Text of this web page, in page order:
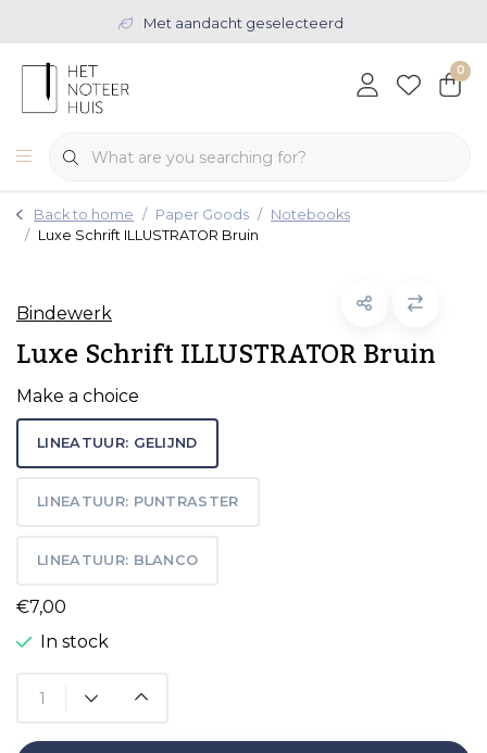
Met aandacht geselecteerd
0
Back to home Paper Goods
Notebooks
Luxe Schrift ILLUSTRATOR Bruin
Bindewerk
Luxe Schrift ILLUSTRATOR Bruin
Make a choice
LINEATUUR: GELIJND
LINEATUUR: PUNTRASTER
LINEATUUR: BLANCO
€7,00
In stock